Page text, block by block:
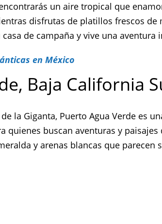
un aire tropical que
disfrutas de platillos frescos de
de campaña y vive una aventura
en México
Baja California
la Giganta, Puerto Agua Verde es
quienes buscan aventuras y
y arenas blancas que parecen